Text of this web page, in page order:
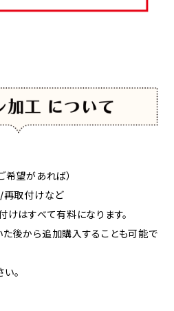
希望があれば）
/再取付けなど
けはすべて有料になります。
後から追加購入することも可能で
。